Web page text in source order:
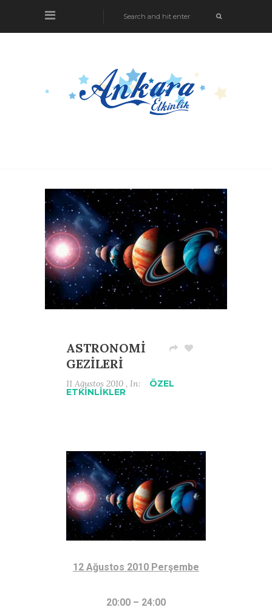
ASTRONOMİ
GEZİLERİ
11 Ağustos 2010 , In: ÖZEL
ETKİNLİKLER
12 Ağustos 2010 Perşembe
20:00 – 24:00